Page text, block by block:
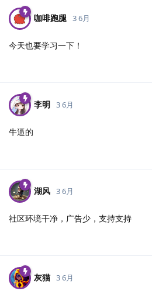
咖啡跑腿 3 6月
今天也要学习一下！
李明 3 6月
牛逼的
湖风 3 6月
社区环境干净，广告少，支持支持
灰猫 3 6月